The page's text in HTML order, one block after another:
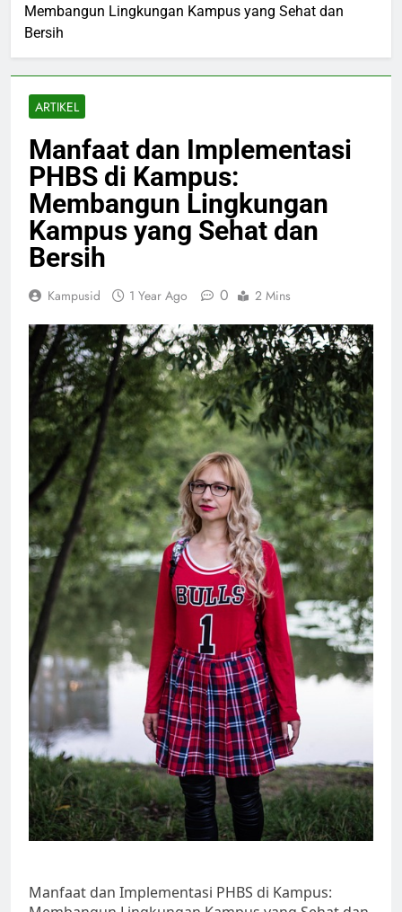
Membangun Lingkungan Kampus yang Sehat dan
Bersih
ARTIKEL
Manfaat dan Implementasi
PHBS di Kampus:
Membangun Lingkungan
Kampus yang Sehat dan
Bersih
Kampusid 1 Year Ago 0 2 Mins
Manfaat dan Implementasi PHBS di Kampus: